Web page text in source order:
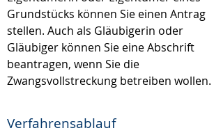
Grundstücks können Sie einen Antrag
stellen. Auch als Gläubigerin oder
Gläubiger können Sie eine Abschrift
beantragen, wenn Sie die
Zwangsvollstreckung betreiben wollen.
Verfahrensablauf